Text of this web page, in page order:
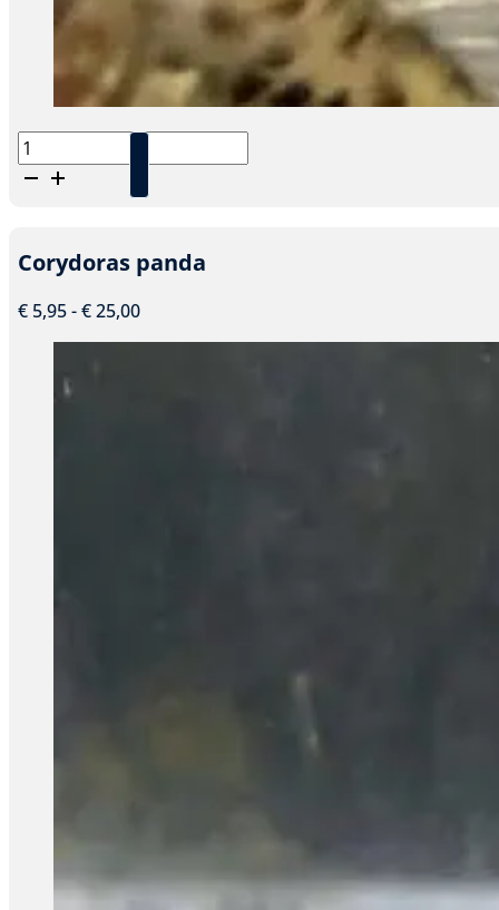
Corydoras
elegans
Corydoras panda
€5,95-€25,00Prijsklasse:
€ 5,95